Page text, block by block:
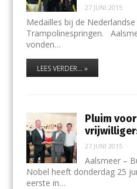
27 JUNI 2015
Medailles bij de
Trampolinespringen.
vonden…
LEES VERDER... »
Pluim
27 JUNI 2015
Aalsmeer –
Nobel heeft donderdag 25
eerste in…